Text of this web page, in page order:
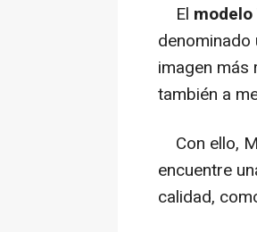
El modelo
denominado
imagen más
también a
Con ello,
encuentre
calidad,